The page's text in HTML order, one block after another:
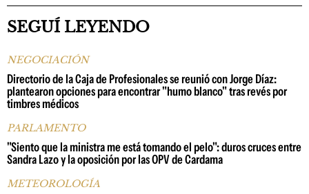
SEGUÍ LEYENDO
NEGOCIACIÓN
Directorio de la Caja de Profesionales se reunió con Jorge Díaz:
plantearon opciones para encontrar "humo blanco" tras revés por
timbres médicos
PARLAMENTO
"Siento que la ministra me está tomando el pelo": duros cruces entre
Sandra Lazo y la oposición por las OPV de Cardama
METEOROLOGÍA